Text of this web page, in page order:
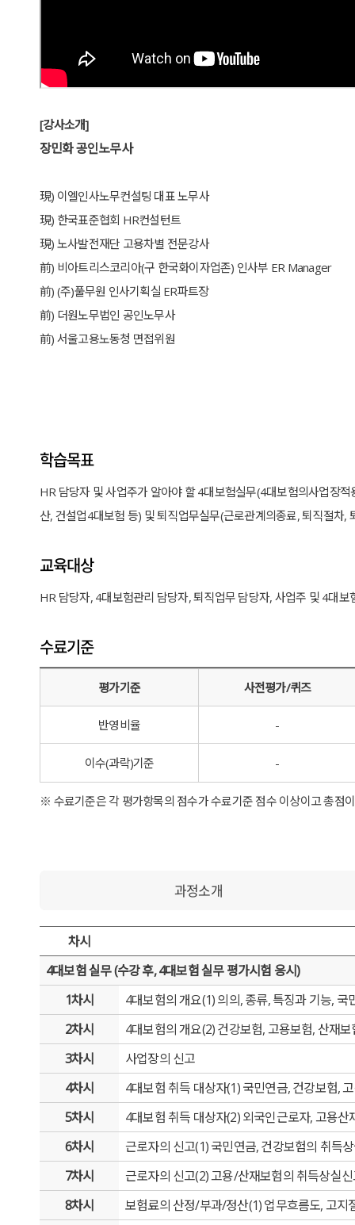
[강사소개]
장민화 공인노무사
現) 이엘인사노무컨설팅 대표 노무사
現) 한국표준협회 HR컨설턴트
現) 노사발전재단 고용차별 전문강사
前) 비아트리스코리아(구 한국화이자업존) 인사부 ER Manager
前) (주)풀무원 인사기획실 ER파트장
前) 더원노무법인 공인노무사
前) 서울고용노동청 면접위원
학습목표
HR 담당자 및 사업주가 알아야 할 4대보험실무(4대보험의사업장
산, 건설업4대보험 등) 및 퇴직업무실무(근로관계의종료, 퇴직절차
교육대상
HR 담당자, 4대보험관리 담당자, 퇴직업무 담당자, 사업주 및 4대
수료기준
평가기준 사전평가/퀴즈
반영비율 -
이수(과락)기준 -
※ 수료기준은 각 평가항목의 점수가 수료기준 점수 이상이고 총점
과정소개
차시
4대보험 실무 (수강 후, 4대보험 실무 평가시험 응시)
1차시
4대보험의 개요(1) 의의, 종류, 특징과 기능, 국
2차시
4대보험의 개요(2) 건강보험, 고용보험, 산재
3차시
사업장의 신고
4차시
4대보험 취득 대상자(1) 국민연금, 건강보험,
5차시
4대보험 취득 대상자(2) 외국인근로자, 고용산
6차시
근로자의 신고(1) 국민연금, 건강보험의 취득
7차시
근로자의 신고(2) 고용/산재보험의 취득상실
8차시
보험료의 산정/부과/정산(1) 업무흐름도, 고지